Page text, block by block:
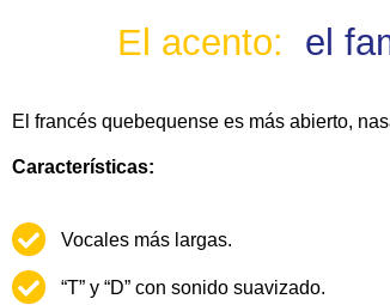
El acento: el
El francés quebequense es más abierto,
Características:
Vocales más largas.
“T” y “D” con sonido suavizado.